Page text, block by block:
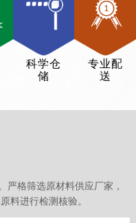
3*300 500米
铝合金电缆
护套矿物质绝缘防火电缆
严格筛选原材料供应厂家，
料进行检测核验。
科学仓
储
专业配
送